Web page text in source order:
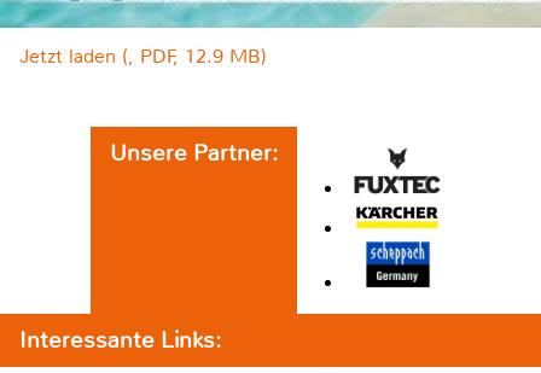
Jetzt laden (, PDF, 12.9 MB)
Unsere Partner:
Interessante Links: